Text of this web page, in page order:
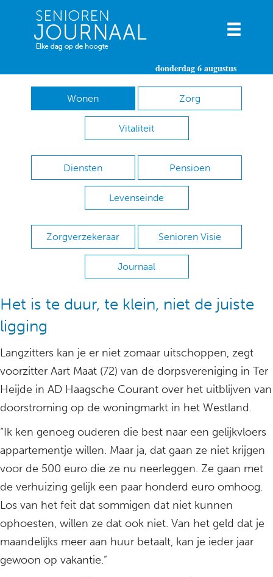
donderdag 6 augustus
Wonen Zorg
Vitaliteit
Diensten Pensioen
Levenseinde
Zorgverzekeraar Senioren Visie
Journaal
Het is te duur, te klein, niet de juiste
ligging
Langzitters kan je er niet zomaar uitschoppen, zegt
voorzitter Aart Maat (72) van de dorpsvereniging in Ter
Heijde in AD Haagsche Courant over het uitblijven van
doorstroming op de woningmarkt in het Westland.
“Ik ken genoeg ouderen die best naar een gelijkvloers
appartementje willen. Maar ja, dat gaan ze niet krijgen
voor de 500 euro die ze nu neerleggen. Ze gaan met
de verhuizing gelijk een paar honderd euro omhoog.
Los van het feit dat sommigen dat niet kunnen
ophoesten, willen ze dat ook niet. Van het geld dat je
maandelijks meer aan huur betaalt, kan je ieder jaar
gewoon op vakantie.”